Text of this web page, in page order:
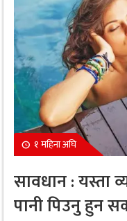
१ महिना अघि
सावधान : यस्ता
पानी पिउनु हुन